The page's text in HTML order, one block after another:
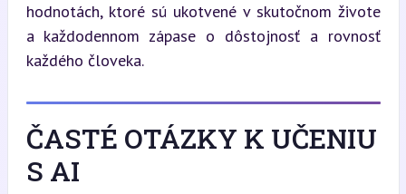
hodnotách, ktoré sú ukotvené v skutočnom živote
a každodennom zápase o dôstojnosť a rovnosť
každého človeka.
ČASTÉ OTÁZKY K UČENIU
S AI